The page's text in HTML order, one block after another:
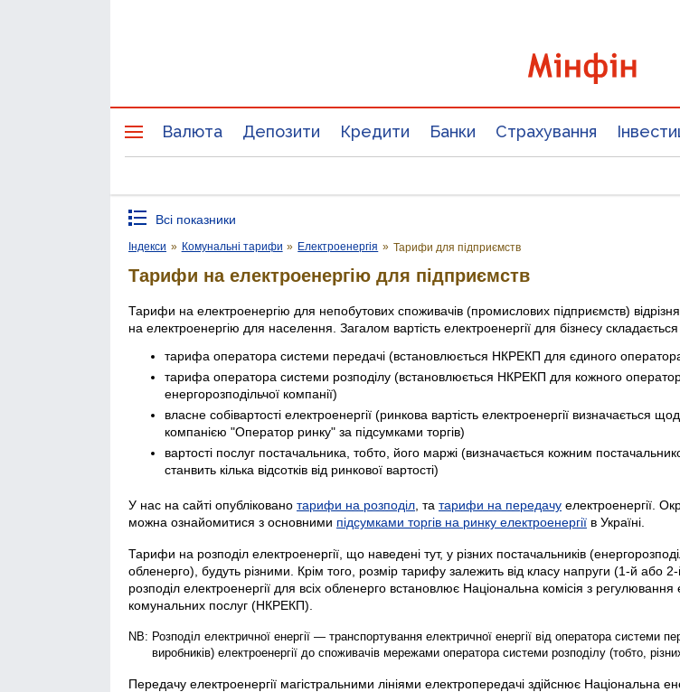
Валюта Депозити Кредити Банки Страхування
Всі показники
Індекси » Комунальні тарифи » Електроенергія » Тарифи для підприємств
Тарифи на електроенергію для підприємств
Тарифи на електроенергію для непобутових споживачів (промислових підприємств)
на електроенергію для населення. Загалом вартість електроенергії для бізнесу складається
тарифа оператора системи передачі (встановлюється НКРЕКП для єдиного
тарифа оператора системи розподілу (встановлюється НКРЕКП для кожного
енергорозподільчої компанії)
власне собівартості електроенергії (ринкова вартість електроенергії визначається
компанією "Оператор ринку" за підсумками торгів)
вартості послуг постачальника, тобто, його маржі (визначається кожним
станвить кілька відсотків від ринкової вартості)
У нас на сайті опубліковано тарифи на розподіл , та тарифи на передачу електроенергії.
можна ознайомитися з основними підсумками торгів на ринку електроенергії в Україні.
Тарифи на розподіл електроенергії, що наведені тут, у різних постачальників
обленерго), будуть різними. Крім того, розмір тарифу залежить від класу напруги (1-й або
розподіл електроенергії для всіх обленерго встановлює Національна комісія з регулювання
комунальних послуг (НКРЕКП).
Розподіл електричної енергії — транспортування електричної енергії від оператора системи
виробників) електроенергії до споживачів мережами оператора системи розподілу (тобто,
Передачу електроенергії магістральними лініями електропередачі здійснює Національна